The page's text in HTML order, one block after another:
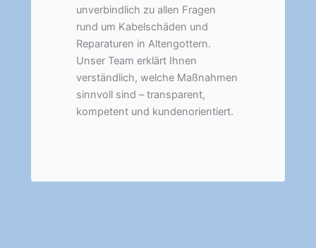
unverbindlich zu allen Fragen
rund um Kabelschäden und
Reparaturen in Altengottern.
Unser Team erklärt Ihnen
verständlich, welche Maßnahmen
sinnvoll sind – transparent,
kompetent und kundenorientiert.